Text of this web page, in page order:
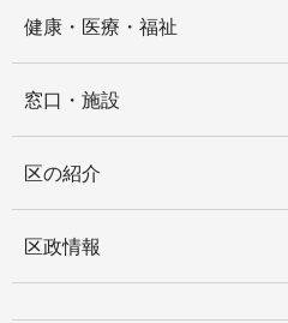
健康・医療・福祉
窓口・施設
区の紹介
区政情報